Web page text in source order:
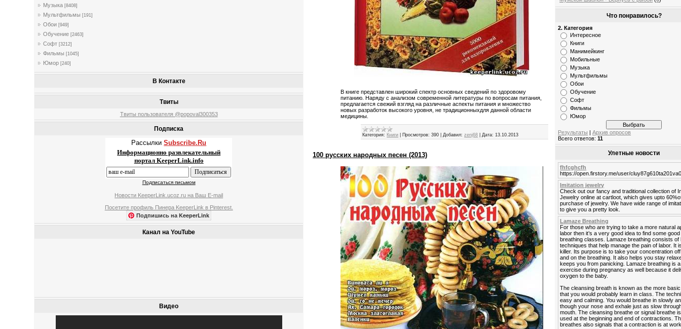
Музыка [8408]
Мультфильмы [191]
Обои [949]
Обучение [2463]
Софт [3212]
Фильмы [1045]
Юмор [240]
В Контакте
Твиты
Твиты пользователя @popoval300353
Подписка
РассылкиSubscribe.Ru
Информационно развлекательный
портал KeeperLink.info
Подписаться письмом
Новости KeeperLink.ucoz.ru на Ваш E-mail
Посетите профиль Пинера KeeperLink в Pinterest.
Подпишись на KeeperLink
Канал на YouTube
Видео
В книге представлен широкий спектр основных сведений по здоровому
питанию. Наряду с анализом современной литературы по вопросам питания,
предлагается свежий взгляд на различные аспекты питания и множество
новых разработок высокого уровня, не традиционныхдля данной области
медицины.
Категория: Книги Просмотров: 390 |Добавил: zenj68 |Дата: 13.10.2013
100 русских народных песен (2013)
Что понравилось?
2. Категория
Интересное
Книги
Манимейкинг
Мобильные
Музыка
Мультфильмы
Обои
Обучение
Софт
Фильмы
Юмор
Результаты |Архив опросов
Всего ответов:11
Улетные новости
fhfcghcfh
https://open.firstory.me/user/
Imitation jewelry
Check out our fancy and traditional collection of
Jewelry online at cartloot, which gives upto
purchase of jewelry. We have wide range of
to give you a pretty look.
Lamaze Breathing
For those who are trying to take a more natural
labor then it’s a very good idea to find some
breathing classes. Lamaze breathing consists of
techniques that help manage the pain of labor. It
killer. Its purpose is to take your concentration
and on the breathing. It also helps you stay
keeps you from panicking. Lamaze breathing is
exercise during pregnancy as well because it
oxygen to the baby.
The cleansing breath is known as the more
that you would probably learn in class. The
easy and calming. You would breathe in slowly
though your nose and exhale just as slow
mouth. The cleansing breathe or signal breathe
used at the beginning and end of contractions.
breathes also signals that a contraction is at